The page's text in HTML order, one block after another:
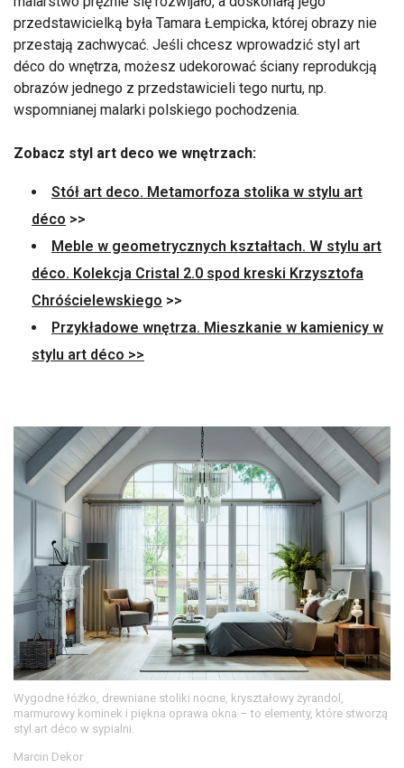
przedstawicielką była Tamara Łempicka, której obrazy nie
przestają zachwycać. Jeśli chcesz wprowadzić styl art
déco do wnętrza, możesz udekorować ściany reprodukcją
obrazów jednego z przedstawicieli tego nurtu, np.
wspomnianej malarki polskiego pochodzenia.
Zobacz styl art deco we wnętrzach:
Stół art deco. Metamorfoza stolika w stylu art
déco >>
Meble w geometrycznych kształtach. W stylu art
déco. Kolekcja Cristal 2.0 spod kreski Krzysztofa
Chróścielewskiego >>
Przykładowe wnętrza. Mieszkanie w kamienicy w
stylu art déco >>
Wygodne łóżko, drewniane stoliki nocne, kryształowy żyrandol,
marmurowy kominek i piękna oprawa okna – to elementy, które stworzą
styl art déco w sypialni.
Marcin Dekor